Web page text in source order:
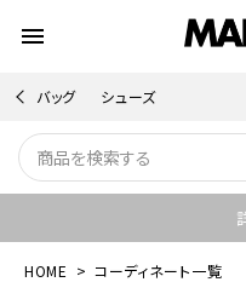
menu
バッグ シューズ
HOME コーディネート一覧